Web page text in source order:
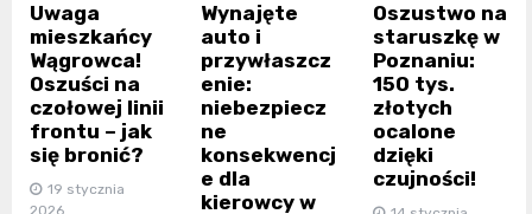
Uwaga
mieszkańcy
Wągrowca!
Oszuści na
czołowej linii
frontu – jak
się bronić?
19 stycznia
2026
Wynajęte
auto i
przywłaszcz
enie:
niebezpiecz
ne
konsekwencj
e dla
kierowcy w
Oszustwo na
staruszkę w
Poznaniu:
150 tys.
złotych
ocalone
dzięki
czujności!